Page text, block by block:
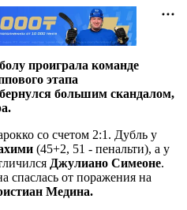
проиграла команде
этапа
большим скандалом,
со счетом 2:1. Дубль у
(45+2, 51 - пенальти), а у
Джулиано Симеоне.
спаслась от поражения на
Медина.